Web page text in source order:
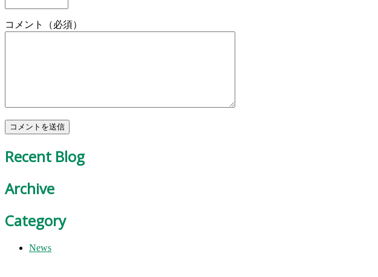
コメント（必須）
Recent Blog
Archive
Category
News